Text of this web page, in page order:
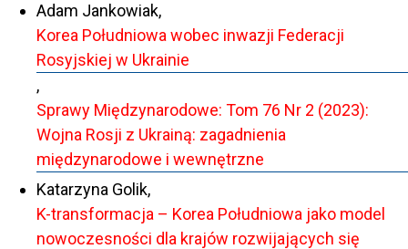
Adam Jankowiak,
Korea Południowa wobec inwazji Federacji
Rosyjskiej w Ukrainie
,
Sprawy Międzynarodowe: Tom 76 Nr 2 (2023):
Wojna Rosji z Ukrainą: zagadnienia
międzynarodowe i wewnętrzne
Katarzyna Golik,
K-transformacja – Korea Południowa jako model
nowoczesności dla krajów rozwijających się